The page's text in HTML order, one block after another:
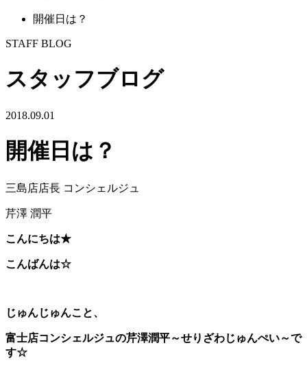
開催日は？
STAFF BLOG
スタッフブログ
2018.09.01
開催日は？
三島店店長 コンシェルジュ
芹澤 潤平
こんにちは★
こんばんは☆
じゅんじゅんこと、
富士店コンシェルジュの芹澤潤平～せりざわじゅんぺい～で
す☆